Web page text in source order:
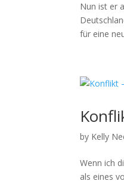
Nun ist er
für eine
by Kelly
Wenn ich
als eines